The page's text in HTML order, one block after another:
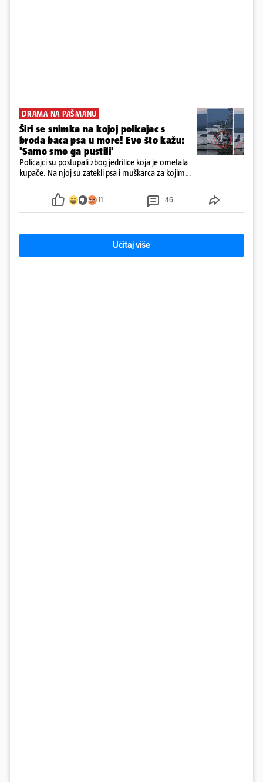
DRAMA NA PAŠMANU
Širi se snimka na kojoj policajac s
broda baca psa u more! Evo što kažu:
'Samo smo ga pustili'
Policajci su postupali zbog jedrilice koja je ometala
kupače. Na njoj su zatekli psa i muškarca za kojim
ga uhitili, a psa je preuzeo komunalni redar
11 46
Učitaj više